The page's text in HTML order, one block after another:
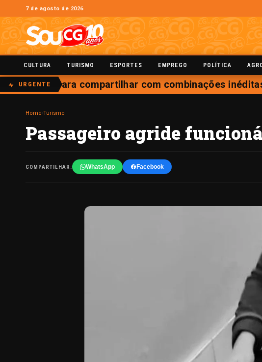
7 de agosto de 2026
CULTURA TURISMO ESPORTES EMPREGO POLÍTICA
URGENTE
tábuas para compartilhar com combinações
Home Turismo
Passageiro agride
COMPARTILHAR: WhatsApp Facebook